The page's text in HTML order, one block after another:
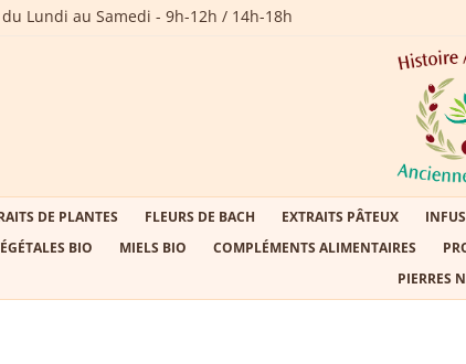
Lundi au Samedi - 9h-12h / 14h-18h
DE PLANTES FLEURS DE BACH EXTRAITS PÂTEUX
BIO MIELS BIO COMPLÉMENTS ALIMENTAIRES
PIERRES